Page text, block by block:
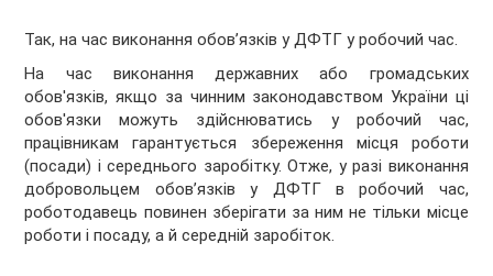
Так, на час виконання обов’язків у ДФТГ у робочий час.
На час виконання державних або громадських
обов'язків, якщо за чинним законодавством України ці
обов'язки можуть здійснюватись у робочий час,
працівникам гарантується збереження місця роботи
(посади) і середнього заробітку. Отже, у разі виконання
добровольцем обов’язків у ДФТГ в робочий час,
роботодавець повинен зберігати за ним не тільки місце
роботи і посаду, а й середній заробіток.